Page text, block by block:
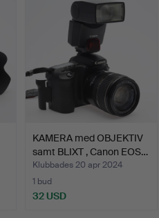
KAMERA med OBJEKTIV
samt BLIXT , Canon EOS…
Klubbades 20 apr 2024
1 bud
32 USD